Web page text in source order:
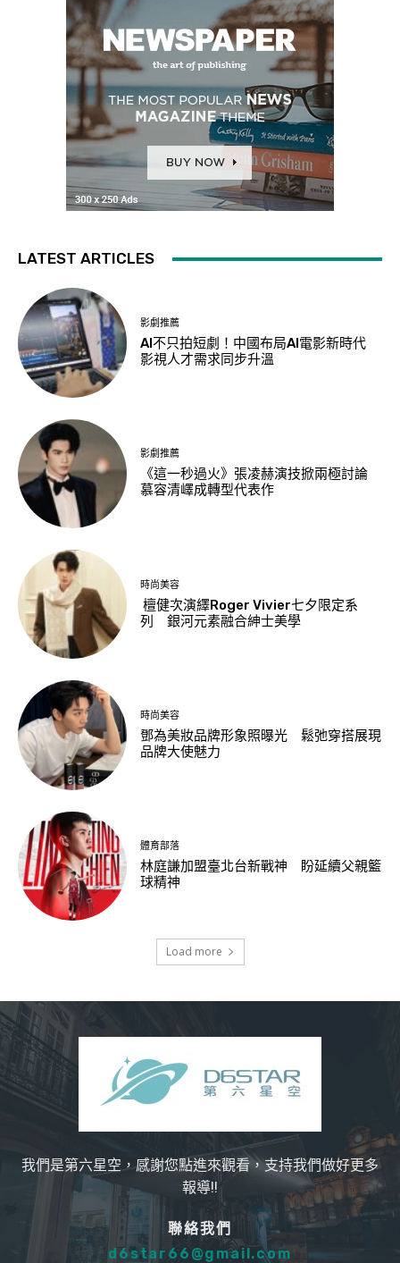
LATEST ARTICLES
影劇推薦
AI不只拍短劇！中國布局AI電影新時代
影視人才需求同步升溫
影劇推薦
《這一秒過火》張凌赫演技掀兩極討論
慕容清嶧成轉型代表作
時尚美容
檀健次演繹Roger Vivier七夕限定系
列 銀河元素融合紳士美學
時尚美容
鄧為美妝品牌形象照曝光 鬆弛穿搭展現
品牌大使魅力
體育部落
林庭謙加盟臺北台新戰神 盼延續父親籃
球精神
Load more
我們是第六星空，感謝您點進來觀看，支持我們做好更多
報導!!
聯絡我們
d6star66@gmail.com